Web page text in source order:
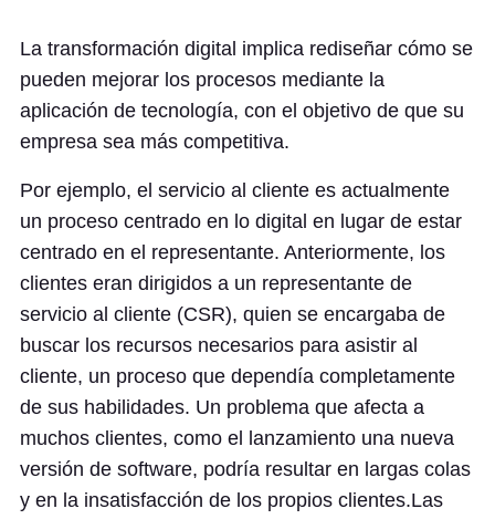
La transformación digital implica rediseñar cómo se
pueden mejorar los procesos mediante la
aplicación de tecnología, con el objetivo de que su
empresa sea más competitiva.
Por ejemplo, el servicio al cliente es actualmente
un proceso centrado en lo digital en lugar de estar
centrado en el representante. Anteriormente, los
clientes eran dirigidos a un representante de
servicio al cliente (CSR), quien se encargaba de
buscar los recursos necesarios para asistir al
cliente, un proceso que dependía completamente
de sus habilidades. Un problema que afecta a
muchos clientes, como el lanzamiento una nueva
versión de software, podría resultar en largas colas
y en la insatisfacción de los propios clientes.Las